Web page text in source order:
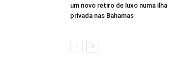
um novo retiro de luxo numa ilha
privada nas Bahamas